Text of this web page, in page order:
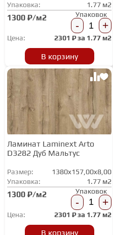
Упаковка:
1.77 м2
1300 ₽/м2 Упаковок
- +
Цена: 2301 ₽ за 1.77 м2
В корзину
Ламинат Laminext Arto
D3282 Дуб Мальтус
Размер:
1380x157,00x8,00
Упаковка:
1.77 м2
1300 ₽/м2 Упаковок
- +
Цена: 2301 ₽ за 1.77 м2
В корзину